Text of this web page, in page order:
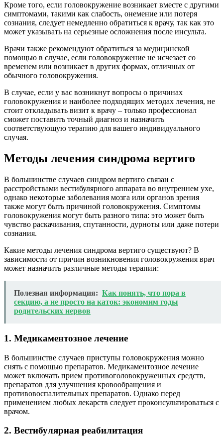
Кроме того, если головокружение возникает вместе с другими
симптомами, такими как слабость, онемение или потеря
сознания, следует немедленно обратиться к врачу, так как это
может указывать на серьезные осложнения после инсульта.
Врачи также рекомендуют обратиться за медицинской
помощью в случае, если головокружение не исчезает со
временем или возникает в других формах, отличных от
обычного головокружения.
В случае, если у вас возникнут вопросы о причинах
головокружения и наиболее подходящих методах лечения, не
стоит откладывать визит к врачу – только профессионал
сможет поставить точный диагноз и назначить
соответствующую терапию для вашего индивидуального
случая.
Методы лечения синдрома вертиго
В большинстве случаев синдром вертиго связан с
расстройствами вестибулярного аппарата во внутреннем ухе,
однако некоторые заболевания мозга или органов зрения
также могут быть причиной головокружения. Симптомы
головокружения могут быть разного типа: это может быть
чувство раскачивания, спутанности, дурноты или даже потери
сознания.
Какие методы лечения синдрома вертиго существуют? В
зависимости от причин возникновения головокружения врач
может назначить различные методы терапии:
Полезная информация: Как понять, что пора в
секцию, а не просто на каток: экономим годы
родительских нервов
1. Медикаментозное лечение
В большинстве случаев приступы головокружения можно
снять с помощью препаратов. Медикаментозное лечение
может включать прием противоголовокруженных средств,
препаратов для улучшения кровообращения и
противовоспалительных препаратов. Однако перед
применением любых лекарств следует проконсультироваться с
врачом.
2. Вестибулярная реабилитация